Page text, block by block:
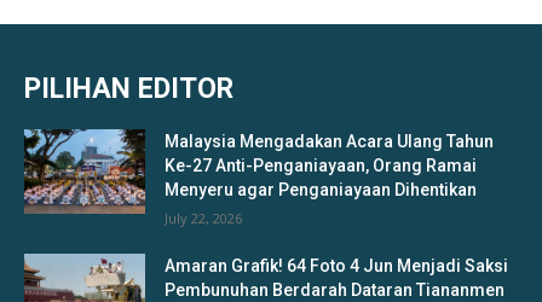
PILIHAN EDITOR
Malaysia Mengadakan Acara Ulang Tahun
Ke-27 Anti-Penganiayaan, Orang Ramai
Menyeru agar Penganiayaan Dihentikan
July 22, 2026
Amaran Grafik! 64 Foto 4 Jun Menjadi Saksi
Pembunuhan Berdarah Dataran Tiananmen